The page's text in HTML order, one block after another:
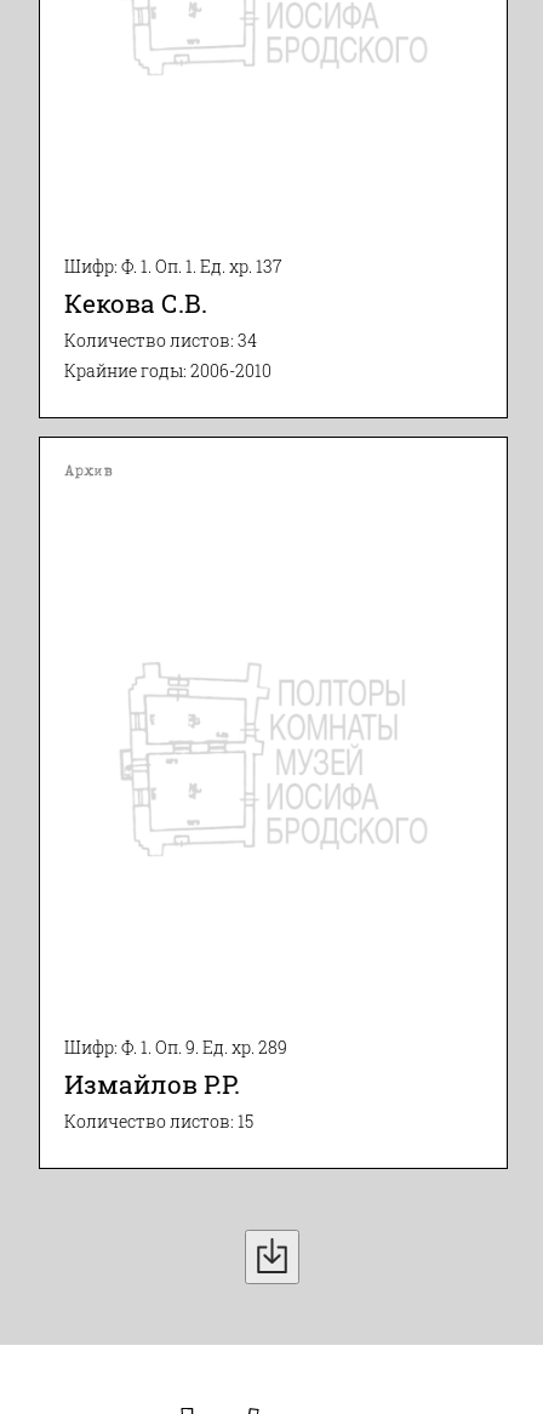
Шифр: Ф. 1. Оп. 1. Ед. хр. 137
Кекова С.В.
Количество листов: 34
Крайние годы: 2006-2010
Архив
Шифр: Ф. 1. Оп. 9. Ед. хр. 289
Измайлов Р.Р.
Количество листов: 15